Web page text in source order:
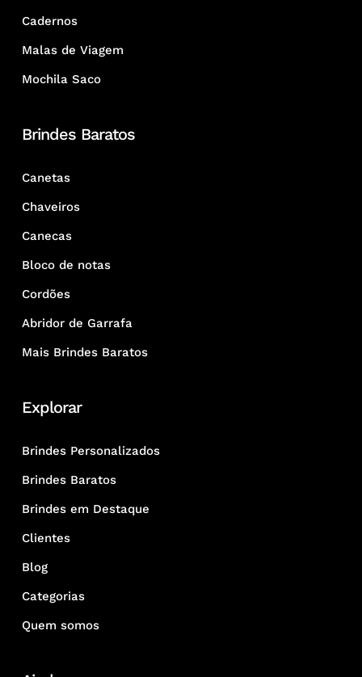
Cadernos
Malas de Viagem
Mochila Saco
Brindes Baratos
Canetas
Chaveiros
Canecas
Bloco de notas
Cordões
Abridor de Garrafa
Mais Brindes Baratos
Explorar
Brindes Personalizados
Brindes Baratos
Brindes em Destaque
Clientes
Blog
Categorias
Quem somos